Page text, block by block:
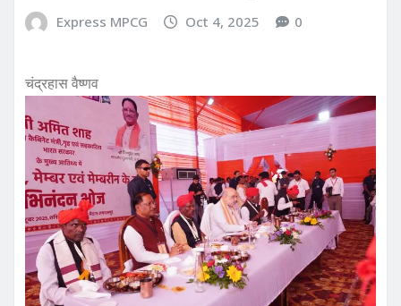
Express MPCG Oct 4, 2025 0
चंद्रहास वैष्णव